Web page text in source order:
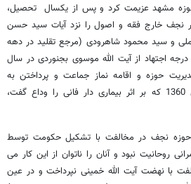
مشهد عزیمت کرد و پس از یکسال تحصیل،
رفت. در نجف خارج فقه و اصول را نزد آیات سید حسن
و سید محمود شاهرودی (مرجع تقلید در دهه
درجه اجتهاد از آیت الله موسوی بجنوردی در سال
مدیریت حوزه و اقامه نماز جماعت و پرداختن به
نیازهای شرعی مردم را تا سال 1360 که بر اثر بیماری دار فانی را وداع گفت،
حوزه نجف در مخالفت با تشکیل حکومت توسط
روحانیت نبود و آنان را ناتوان از این کار می
با نهضت آیت الله خمینی نپرداخت و در عین